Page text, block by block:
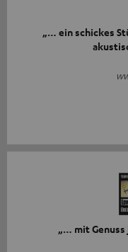
„… ein schickes
„… mit